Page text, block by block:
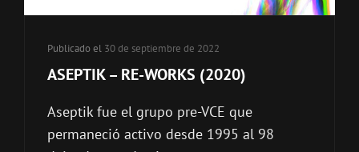
Publicado el 30 de septiembre de 2022
ASEPTIK – RE-WORKS (2020)
Aseptik fue el grupo pre-VCE que
permaneció activo desde 1995 al 98